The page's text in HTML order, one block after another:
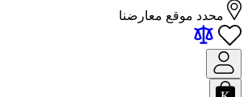
محدد موقع معارضنا